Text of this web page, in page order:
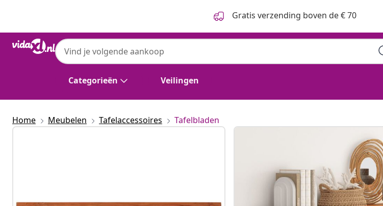
Gratis verzending boven de € 70
Categorieën Veilingen
Home Meubelen Tafelaccessoires Tafelbladen